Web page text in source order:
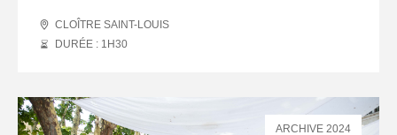
CLOÎTRE SAINT-LOUIS
DURÉE : 1 H30
ARCHIVE 2024